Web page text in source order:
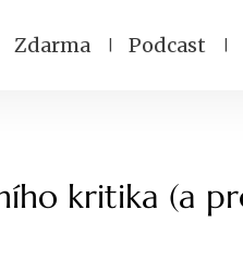
Zdarma Podcast
kritika (a